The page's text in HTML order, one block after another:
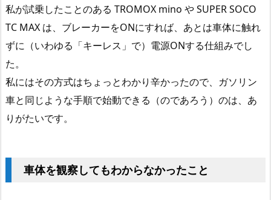
私が試乗したことのある TROMOX mino や SUPER SOCO
TC MAX は、ブレーカーをONにすれば、あとは車体に触れ
ずに（いわゆる「キーレス」で）電源ONする仕組みでし
た。
私にはその方式はちょっとわかり辛かったので、ガソリン
車と同じような手順で始動できる（のであろう）のは、あ
りがたいです。
車体を観察してもわからなかったこと